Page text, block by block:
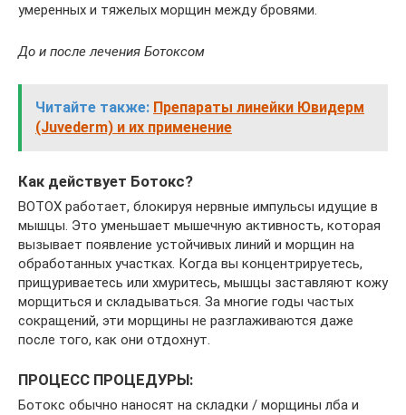
умеренных и тяжелых морщин между бровями.
До и после лечения Ботоксом
Читайте также: Препараты линейки Ювидерм
(Juvederm) и их применение
Как действует Ботокс?
BOTOX работает, блокируя нервные импульсы идущие в
мышцы. Это уменьшает мышечную активность, которая
вызывает появление устойчивых линий и морщин на
обработанных участках. Когда вы концентрируетесь,
прищуриваетесь или хмуритесь, мышцы заставляют кожу
морщиться и складываться. За многие годы частых
сокращений, эти морщины не разглаживаются даже
после того, как они отдохнут.
ПРОЦЕСС ПРОЦЕДУРЫ:
Ботокс обычно наносят на складки / морщины лба и